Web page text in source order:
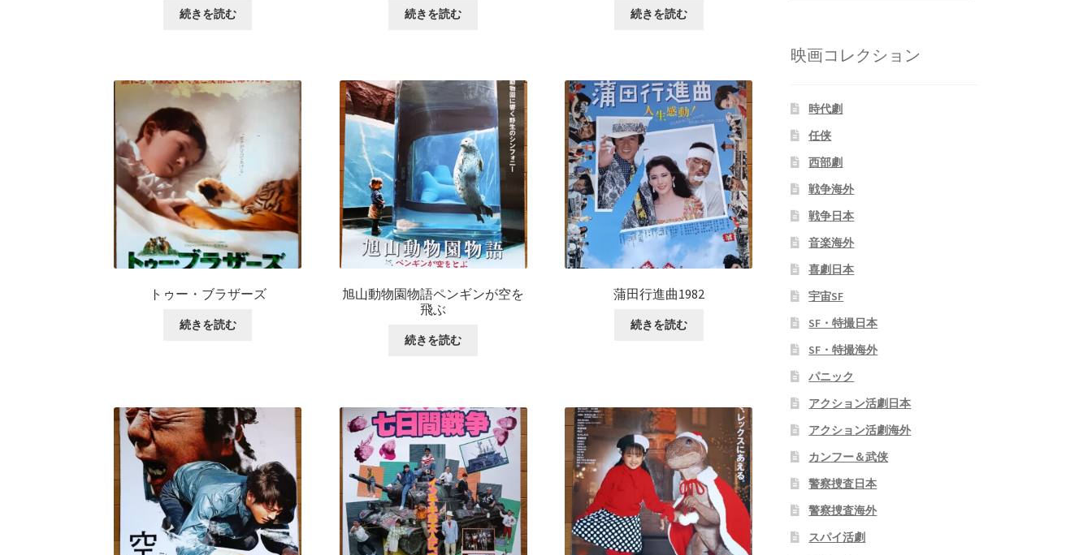
続きを読む 続きを読む 続きを読む
トゥー・ブラザーズ
続きを読む
旭山動物園物語ペンギンが空を
飛ぶ
続きを読む
蒲田行進曲1982
続きを読む
映画コレクション
時代劇
任侠
西部劇
戦争海外
戦争日本
音楽海外
喜劇日本
宇宙SF
SF・特撮日本
SF・特撮海外
パニック
アクション活劇日本
アクション活劇海外
カンフー＆武侠
警察捜査日本
警察捜査海外
スパイ活劇